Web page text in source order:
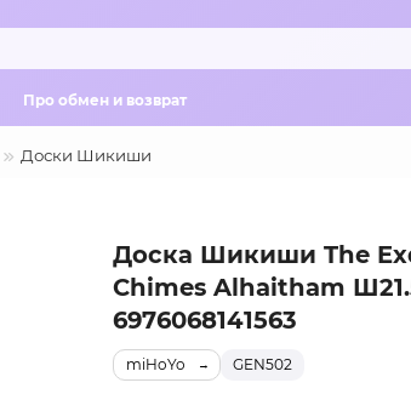
Про обмен и возврат
Доски Шикиши
Доска Шикиши The
Chimes Alhaitham
6976068141563
GEN502
miHoYo